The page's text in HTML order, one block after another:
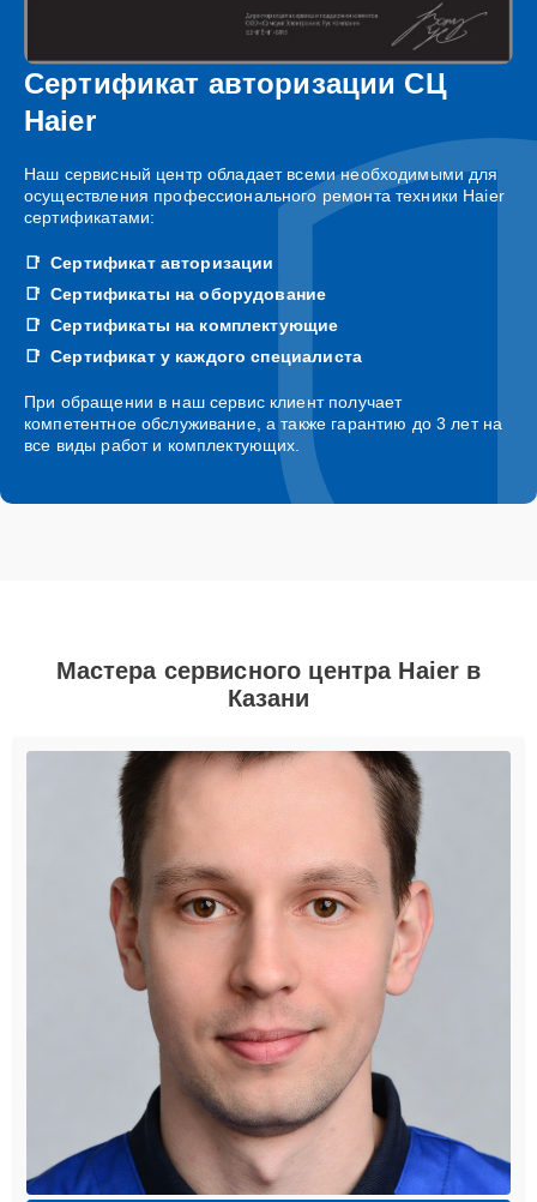
Сертификат авторизации СЦ
Haier
Наш сервисный центр обладает всеми необходимыми для
осуществления профессионального ремонта техники Haier
сертификатами:
Сертификат авторизации
Сертификаты на оборудование
Сертификаты на комплектующие
Сертификат у каждого специалиста
При обращении в наш сервис клиент получает
компетентное обслуживание, а также гарантию до 3 лет на
все виды работ и комплектующих.
Мастера сервисного центра Haier в
Казани